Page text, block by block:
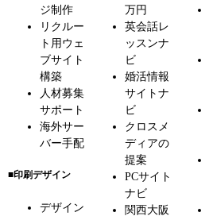
ジ制作
リクルー
ト用ウェ
ブサイト
構築
人材募集
サポート
海外サー
バー手配
■印刷デザイン
デザイン
万円
英会話レ
ッスンナ
ビ
婚活情報
サイトナ
ビ
クロスメ
ディアの
提案
PCサイト
ナビ
関西大阪